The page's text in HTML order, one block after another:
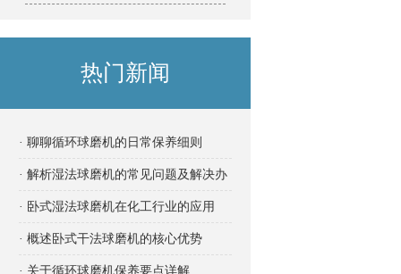
热门新闻
· 聊聊循环球磨机的日常保养细则
· 解析湿法球磨机的常见问题及解决办
法
· 卧式湿法球磨机在化工行业的应用
· 概述卧式干法球磨机的核心优势
· 关于循环球磨机保养要点详解